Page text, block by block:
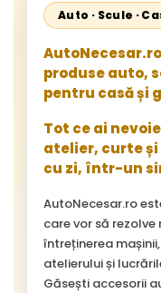
Auto · Scule ·
produse auto,
pentru casă și
Tot ce ai
atelier, curte
cu zi, într-un
AutoNecesar.ro
care vor să
întreținerea
atelierului și
Găsești accesorii